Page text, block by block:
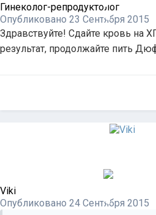
Гинеколог-репродуктолог
Опубликовано 23 Сентября 2015
Здравствуйте! Сдайте кровь на
результат, продолжайте пить
Viki
Опубликовано 24 Сентября 2015